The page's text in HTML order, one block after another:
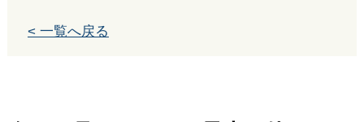
< 一覧へ戻る